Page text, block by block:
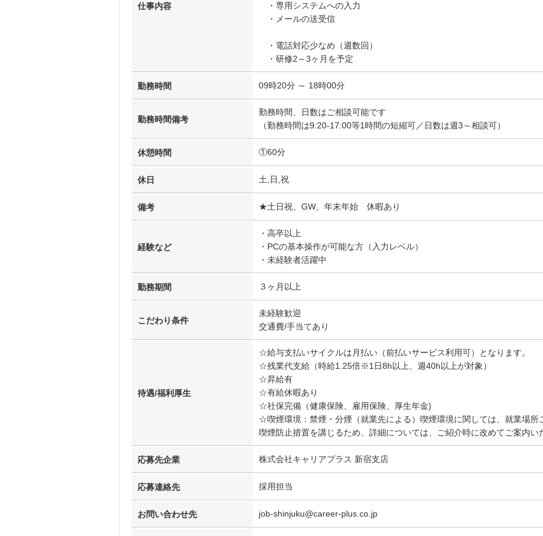
仕事内容
・専用システムへの入力
・メールの送受信
・電話対応少なめ（週数回）
・研修2～3ヶ月を予定
勤務時間 09時20分 ～ 18時00分
勤務時間備考
勤務時間、日数はご相談可能です
（勤務時間は9:20-17:00等1時間の短縮可／日数は週3～相談可）
休憩時間 ①60分
休日 土,日,祝
備考 ★土日祝、GW、年末年始 休暇あり
経験など
・高卒以上
・PCの基本操作が可能な方（入力レベル）
・未経験者活躍中
勤務期間 ３ヶ月以上
こだわり条件
未経験歓迎
交通費/手当てあり
待遇/福利厚生
☆給与支払いサイクルは月払い（前払いサービス利用可）となります。
☆残業代支給（時給1.25倍※1日8h以上、週40h以上が対象）
☆昇給有
☆有給休暇あり
☆社保完備（健康保険、雇用保険、厚生年金)
☆喫煙環境：禁煙・分煙（就業先による）喫煙環境に関しては、就業場所
喫煙防止措置を講じるため、詳細については、ご紹介時に改めてご案内い
応募先企業 株式会社キャリアプラス 新宿支店
応募連絡先 採用担当
お問い合わせ先 job-shinjuku@career-plus.co.jp